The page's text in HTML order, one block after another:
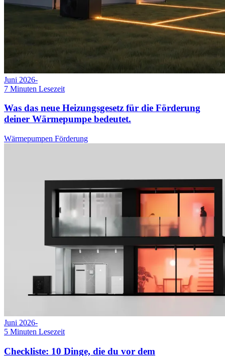
Juni 2026-
7 Minuten Lesezeit
Was das neue Heizungsgesetz für die Förderung
deiner Wärmepumpe bedeutet.
Wärmepumpen Förderung
Juni 2026-
5 Minuten Lesezeit
Checkliste: 10 Dinge, die du vor dem